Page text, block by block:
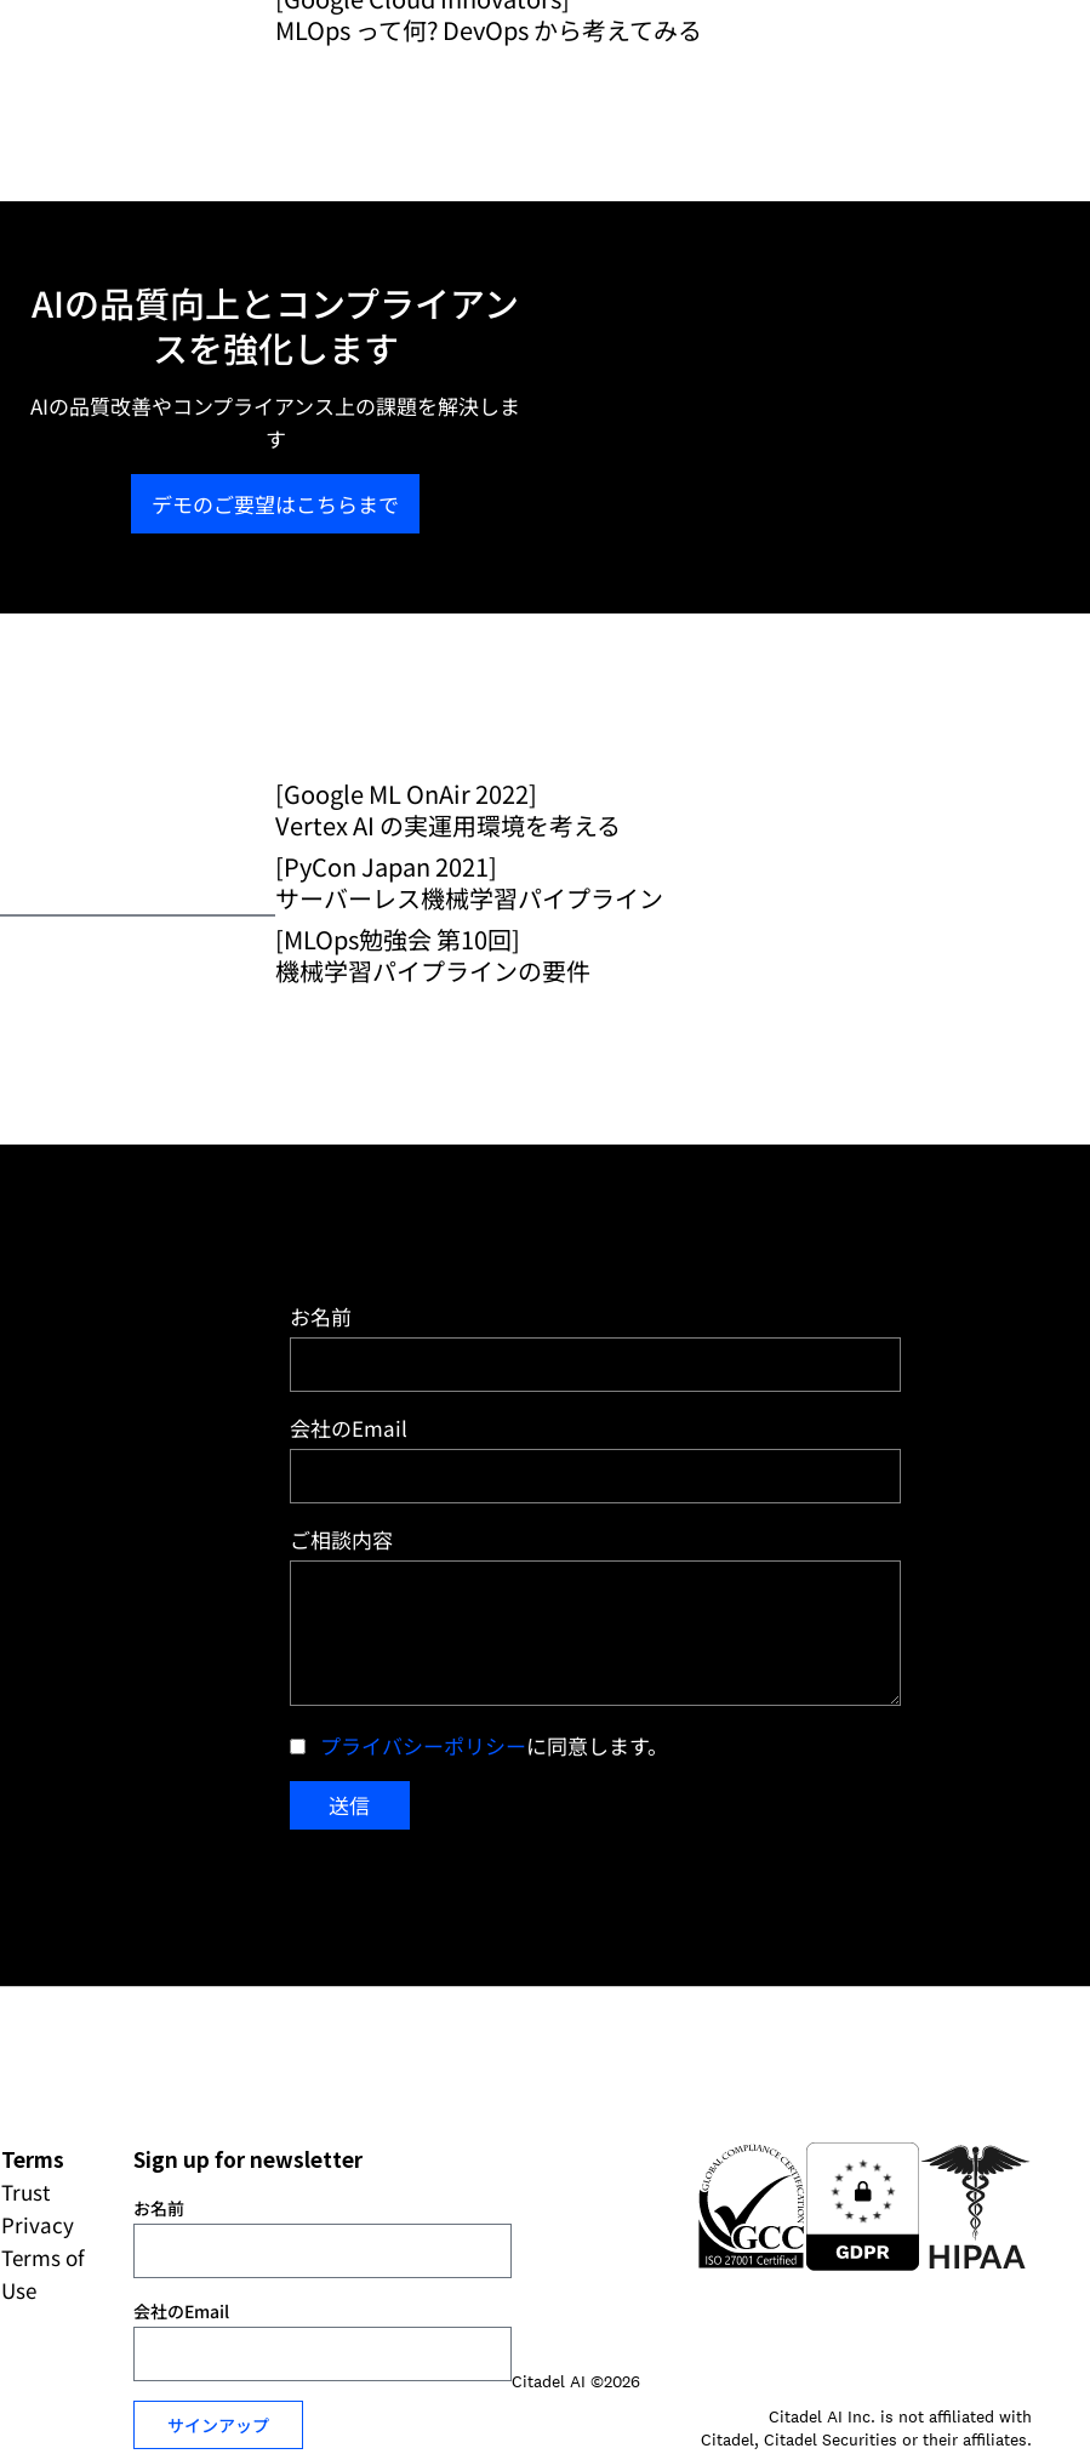
MLOps って何? DevOps から考えてみる
AIの品質向上とコンプライアン
スを強化します
AIの品質改善やコンプライアンス上の課題を解決しま
す
デモのご要望はこちらまで
[Google ML OnAir 2022]
Vertex AI の実運用環境を考える
[PyCon Japan 2021]
サーバーレス機械学習パイプライン
[MLOps勉強会 第10回]
機械学習パイプラインの要件
お名前
会社のEmail
ご相談内容
プライバシーポリシーに同意します。
送信
Terms
Trust
Privacy
Terms of
Use
Sign up for newsletter
お名前
会社のEmail
サインアップ
Citadel AI ©2026
Citadel AI Inc. is not affiliated with
Citadel, Citadel Securities or their affiliates.